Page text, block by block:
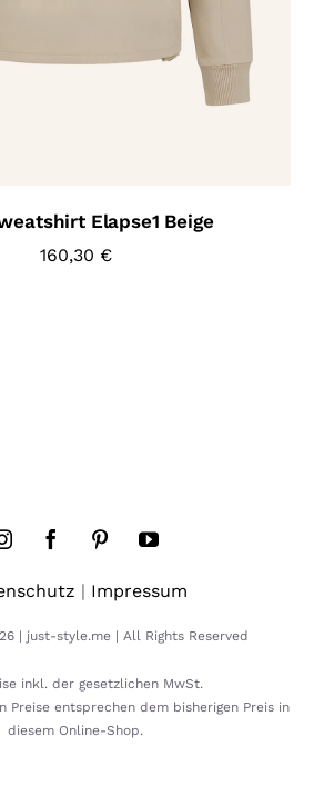
Elapse1 Beige
160,30 €
| Impressum
| just-style.me | All Rights Reserved
inkl. der gesetzlichen MwSt.
Preise entsprechen dem bisherigen Preis in
diesem Online-Shop.